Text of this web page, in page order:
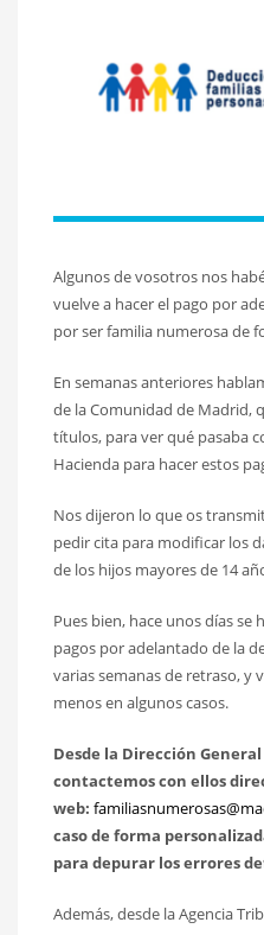
Algunos de vosotros nos
vuelve a hacer el pago por
por ser familia numerosa de
En semanas anteriores
de la Comunidad de Madrid,
títulos, para ver qué pasaba
Hacienda para hacer estos
Nos dijeron lo que os
pedir cita para modificar los
de los hijos mayores de 14
Pues bien, hace unos días se
pagos por adelantado de la
varias semanas de retraso, y
menos en algunos casos.
Desde la Dirección
contactemos con ellos
web:
caso de forma
para depurar los errores
Además, desde la Agencia